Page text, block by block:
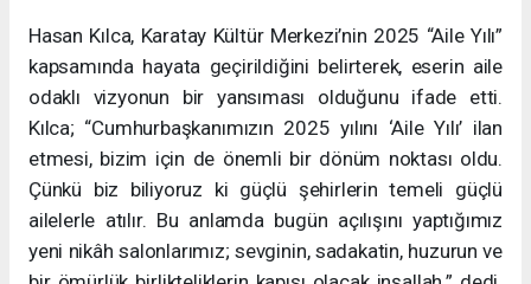
Hasan Kılca, Karatay Kültür Merkezi’nin 2025 “Aile Yılı”
kapsamında hayata geçirildiğini belirterek, eserin aile
odaklı vizyonun bir yansıması olduğunu ifade etti.
Kılca; “Cumhurbaşkanımızın 2025 yılını ‘Aile Yılı’ ilan
etmesi, bizim için de önemli bir dönüm noktası oldu.
Çünkü biz biliyoruz ki güçlü şehirlerin temeli güçlü
ailelerle atılır. Bu anlamda bugün açılışını yaptığımız
yeni nikâh salonlarımız; sevginin, sadakatin, huzurun ve